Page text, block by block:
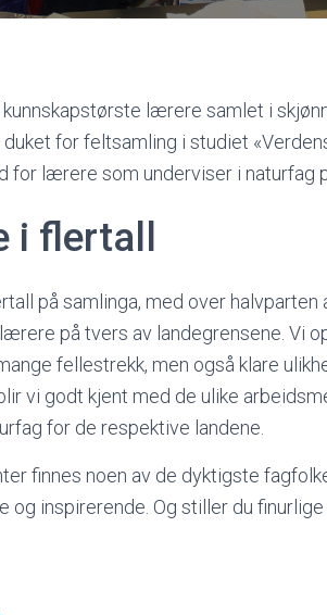
lærere samlet i
duket for feltsamling i studiet
for lærere som underviser i naturfag
i flertall
på samlinga, med over halvparten
på tvers av landegrensene. Vi
fellestrekk, men også klare
vi godt kjent med de ulike
for de respektive landene.
finnes noen av de dyktigste
og inspirerende. Og stiller du